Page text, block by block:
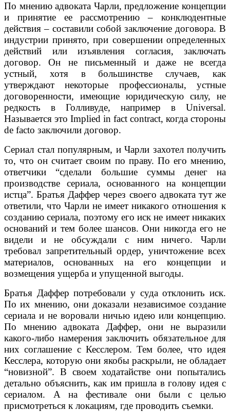
По мнению адвоката Чарли, предложение концепции
и принятие ее рассмотрению – конклюдентные
действия – составили собой заключение договора. В
индустрии принято, при совершении определенных
действий или изъявления согласия, заключать
договор. Он не письменный и даже не всегда
устный, хотя в большинстве случаев, как
утверждают некоторые профессионалы, устные
договоренности, имеющие юридическую силу, не
редкость в Голливуде, например в Universal.
Называется это Implied in fact contract, когда стороны
de facto заключили договор.
Сериал стал популярным, и Чарли захотел получить
то, что он считает своим по праву. По его мнению,
ответчики “сделали большие суммы денег на
производстве сериала, основанного на концепции
истца”. Братья Даффер через своего адвоката тут же
ответили, что Чарли не имеет никакого отношения к
созданию сериала, поэтому его иск не имеет никаких
оснований и тем более шансов. Они никогда его не
видели и не обсуждали с ним ничего. Чарли
требовал запретительный ордер, уничтожение всех
материалов, основанных на его концепции и
возмещения ущерба и упущенной выгоды.
Братья Даффер потребовали у суда отклонить иск.
По их мнению, они доказали независимое создание
сериала и не воровали ничью идею или концепцию.
По мнению адвоката Даффер, они не выразили
какого-либо намерения заключить обязательное для
них соглашение с Кесслером. Тем более, что идея
Кесслера, которую они якобы раскрыли, не обладает
“новизной”. В своем ходатайстве они попытались
детально объяснить, как им пришла в голову идея с
сериалом. А на фестивале они были с целью
присмотреться к локациям, где проводить съемки.